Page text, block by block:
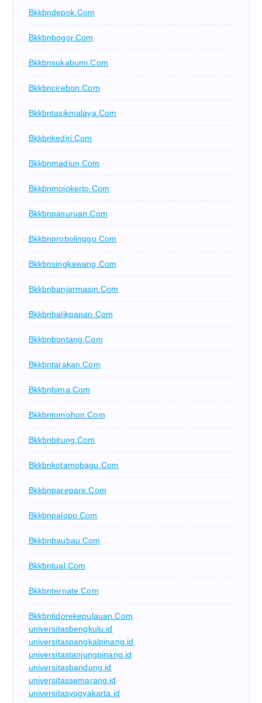
Bkkbndepok.com
Bkkbnbogor.com
Bkkbnsukabumi.com
Bkkbncirebon.com
Bkkbntasikmalaya.com
Bkkbnkediri.com
Bkkbnmadiun.com
Bkkbnmojokerto.com
Bkkbnpasuruan.com
Bkkbnprobolinggo.com
Bkkbnsingkawang.com
Bkkbnbanjarmasin.com
Bkkbnbalikpapan.com
Bkkbnbontang.com
Bkkbntarakan.com
Bkkbnbima.com
Bkkbntomohon.com
Bkkbnbitung.com
Bkkbnkotamobagu.com
Bkkbnparepare.com
Bkkbnpalopo.com
Bkkbnbaubau.com
Bkkbntual.com
Bkkbnternate.com
Bkkbntidorekepulauan.com
universitasbengkulu.id
universitaspangkalpinang.id
universitastanjungpinang.id
universitasbandung.id
universitassemarang.id
universitasyogyakarta.id